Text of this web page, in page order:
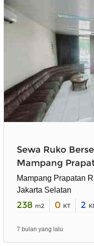
Sewa Ruko
Mampang
Mampang Prapatan
Jakarta Selatan
238 m2 0 KT 2
7 bulan yang lalu